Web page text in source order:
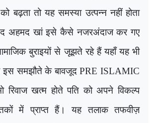
बढ़ता तो यह समस्या उत्पन्न नहीं होता
अहमद खां इसे कैसे नजरअंदाज कर गए
बुराइयों से जूझते रहे हैं यहाँ यह भी
इस समझौते के बावजूदPRE ISLAMIC
रिवाज खत्म होते पति को अपने विकल्प
में प्राप्त हैं। यह तलाक तफवीज़